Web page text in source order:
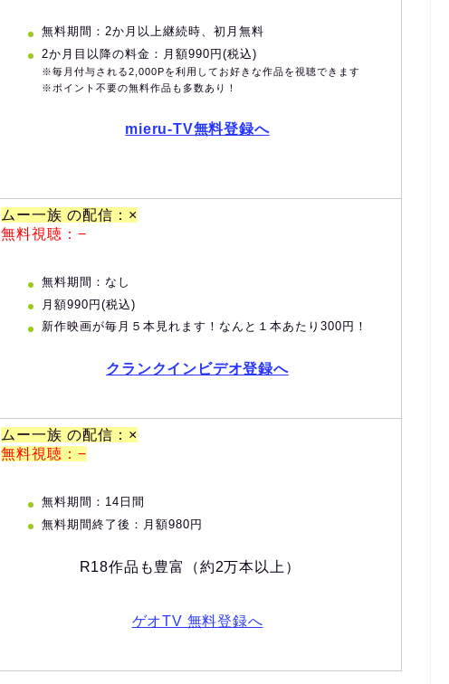
無料期間：2か月以上継続時、初月無料
2か月目以降の料金：月額990円(税込)
※毎月付与される2,000Pを利用してお好きな作品を視聴できます
※ポイント不要の無料作品も多数あり！
mieru-TV無料登録へ
ムー一族 の配信：×
無料視聴：−
無料期間：なし
月額990円(税込)
新作映画が毎月５本見れます！なんと１本あたり300円！
クランクインビデオ登録へ
ムー一族 の配信：×
無料視聴：−
無料期間：14日間
無料期間終了後：月額980円
R18作品も豊富（約2万本以上）
ゲオTV 無料登録へ